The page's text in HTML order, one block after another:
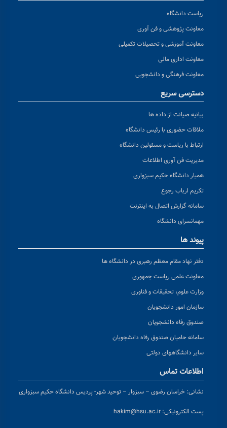
ریاست دانشگاه
معاونت پژوهشی و فن آوری
معاونت آموزشی و تحصیلات تکمیلی
معاونت اداری مالی
معاونت فرهنگی و دانشجویی
دسترسی سریع
بیانیه صیانت از داده ها
ملاقات حضوری با رئیس دانشگاه
ارتباط با ریاست و مسئولین دانشگاه
مدیریت فن آوری اطلاعات
همیار دانشگاه حکیم سبزواری
تکریم ارباب رجوع
سامانه گزارش اتصال به اینترنت
مهمانسرای دانشگاه
پیوند ها
دفتر نهاد مقام معظم رهبری در دانشگاه ها
معاونت علمی ریاست جمهوری
وزارت علوم، تحقیقات و فناوری
سازمان امور دانشجویان
صندوق رفاه دانشجویان
سامانه حامیان صندوق رفاه دانشجویان
سایر دانشگاههای دولتی
اطلاعات تماس
نشانی: خراسان رضوی – سبزوار – توحید شهر- پردیس دانشگاه حکیم سبزواری
پست الکترونیکی: hakim@hsu.ac.ir